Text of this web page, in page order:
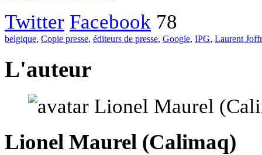
Twitter Facebook 78
belgique, Copie presse, éditeurs de presse, Google, IPG, Laurent
L'auteur
Lionel Maurel (Calimaq)